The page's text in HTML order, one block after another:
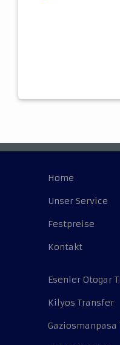
Home
Unser Service
Festpreise
Kontakt
Esenler Otogar
Kilyos Transfer